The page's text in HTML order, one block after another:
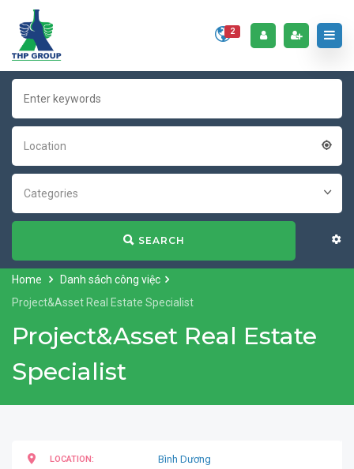
2
Location
Categories
SEARCH
Home
Danh sách công việc
Project&Asset Real Estate Specialist
Project&Asset Real Estate
Specialist
LOCATION: Bình Dương